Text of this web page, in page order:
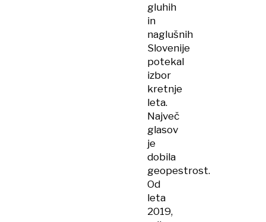
gluhih
in
naglušnih
Slovenije
potekal
izbor
kretnje
leta.
Največ
glasov
je
dobila
geopestrost.
Od
leta
2019,